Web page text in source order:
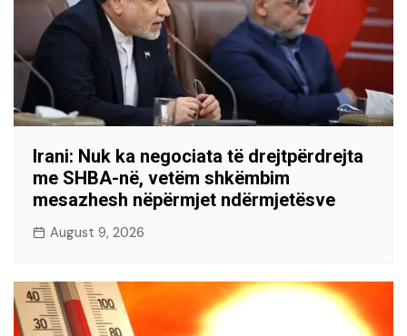
Irani: Nuk ka negociata të drejtpërdrejta
me SHBA-në, vetëm shkëmbim
mesazhesh nëpërmjet ndërmjetësve
August 9, 2026